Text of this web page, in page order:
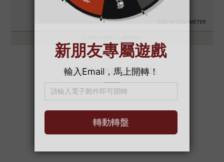
Additional details